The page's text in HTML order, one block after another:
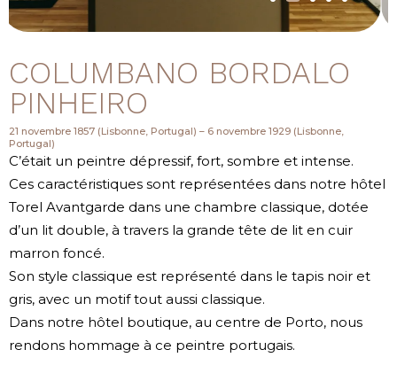
COLUMBANO BORDALO
PINHEIRO
21 novembre 1857 (Lisbonne, Portugal) – 6 novembre 1929 (Lisbonne,
Portugal)
C’était un peintre dépressif, fort, sombre et intense.
Ces caractéristiques sont représentées dans notre hôtel
Torel Avantgarde dans une chambre classique, dotée
d’un lit double, à travers la grande tête de lit en cuir
marron foncé.
Son style classique est représenté dans le tapis noir et
gris, avec un motif tout aussi classique.
Dans notre hôtel boutique, au centre de Porto, nous
rendons hommage à ce peintre portugais.